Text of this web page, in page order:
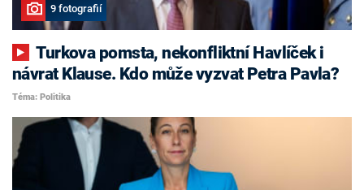
9 fotografií
Turkova pomsta, nekonfliktní Havlíček i
návrat Klause. Kdo může vyzvat Petra Pavla?
Téma: Politika